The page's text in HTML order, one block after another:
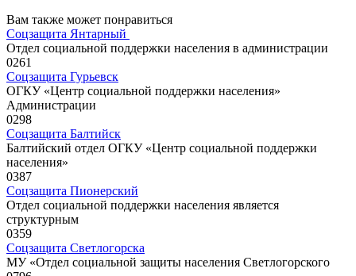
Вам также может понравиться
Соцзащита Янтарный
Отдел социальной поддержки населения в администрации
0261
Соцзащита Гурьевск
ОГКУ «Центр социальной поддержки населения»
Администрации
0298
Соцзащита Балтийск
Балтийский отдел ОГКУ «Центр социальной поддержки
населения»
0387
Соцзащита Пионерский
Отдел социальной поддержки населения является
структурным
0359
Соцзащита Светлогорска
МУ «Отдел социальной защиты населения Светлогорского